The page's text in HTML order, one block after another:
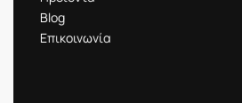
Blog
Επικοινωνία